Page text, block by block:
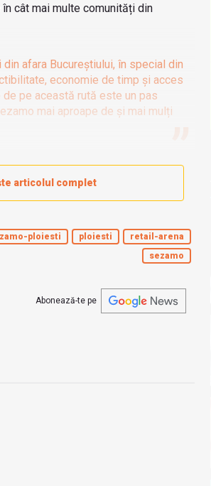
cât mai multe comunități din
afara Bucureștiului, în special din
economie de timp și acces
pe această rută este un pas
mai aproape de și mai mulți
articolul complet
ploiesti ploiesti
retail-arena
sezamo
Abonează-te pe